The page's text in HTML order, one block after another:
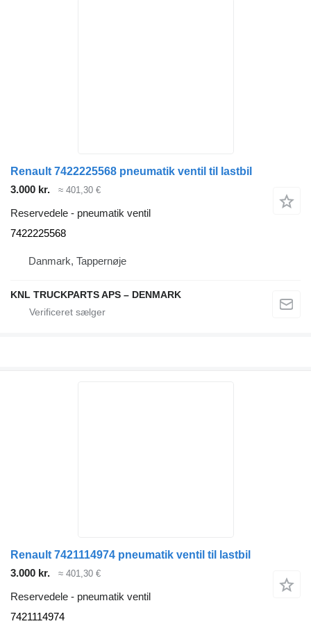
Renault 7422225568 pneumatik ventil til lastbil
3.000 kr.
≈ 401,30 €
Reservedele - pneumatik ventil
7422225568
Danmark, Tappernøje
KNL TRUCKPARTS APS – DENMARK
Renault 7421114974 pneumatik ventil til lastbil
3.000 kr.
≈ 401,30 €
Reservedele - pneumatik ventil
7421114974